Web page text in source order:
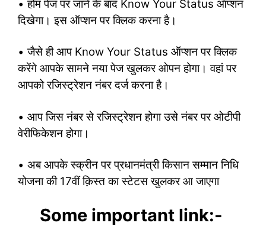
• होम पेज पर जाने के बाद Know Your Status ऑप्शन
दिखेगा। इस ऑप्शन पर क्लिक करना है।
• जैसे ही आप Know Your Status ऑप्शन पर क्लिक
करेंगे आपके सामने नया पेज खुलकर ओपन होगा। वहां पर
आपको रजिस्ट्रेशन नंबर दर्ज करना है।
• आप जिस नंबर से रजिस्ट्रेशन होगा उसे नंबर पर ओटीपी
वेरीफिकेशन होगा।
• अब आपके स्क्रीन पर प्रधानमंत्री किसान सम्मान निधि
योजना की 17वीं क़िस्त का स्टेटस खुलकर आ जाएगा
Some important link:-